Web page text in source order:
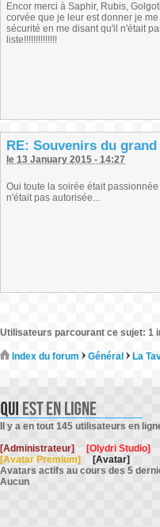
Encor merci à Saphir, Rubis,
corvée que je leur est donner je
sécurité en me disant qu'il n'était
liste!!!!!!!!!!!!!!
RE: Souvenirs du grand
le 13 January 2015 - 14:27
Oui toute la soirée était
n'était pas autorisée...
Utilisateurs parcourant ce sujet: 1
Index du forum Général La
Il y a en tout 145 utilisateurs en
[Administrateur]
[Olydri Studio]
[Avatar Premium]
[Avatar]
Avatars actifs au cours des 5
Aucun